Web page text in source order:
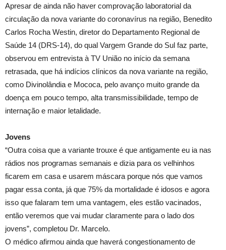
Apresar de ainda não haver comprovação laboratorial da
circulação da nova variante do coronavírus na região, Benedito
Carlos Rocha Westin, diretor do Departamento Regional de
Saúde 14 (DRS-14), do qual Vargem Grande do Sul faz parte,
observou em entrevista à TV União no início da semana
retrasada, que há indícios clínicos da nova variante na região,
como Divinolândia e Mococa, pelo avanço muito grande da
doença em pouco tempo, alta transmissibilidade, tempo de
internação e maior letalidade.
Jovens
“Outra coisa que a variante trouxe é que antigamente eu ia nas
rádios nos programas semanais e dizia para os velhinhos
ficarem em casa e usarem máscara porque nós que vamos
pagar essa conta, já que 75% da mortalidade é idosos e agora
isso que falaram tem uma vantagem, eles estão vacinados,
então veremos que vai mudar claramente para o lado dos
jovens”, completou Dr. Marcelo.
O médico afirmou ainda que haverá congestionamento de